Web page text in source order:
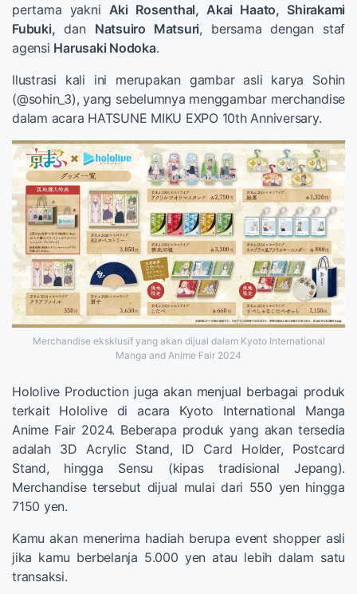
pertama yakni Aki Rosenthal, Akai Haato, Shirakami
Fubuki, dan Natsuiro Matsuri, bersama dengan staf
agensi Harusaki Nodoka.
Ilustrasi kali ini merupakan gambar asli karya Sohin
(@sohin_3), yang sebelumnya menggambar merchandise
dalam acara HATSUNE MIKU EXPO 10th Anniversary.
Merchandise eksklusif yang akan dijual dalam Kyoto International
Manga and Anime Fair 2024
Hololive Production juga akan menjual berbagai produk
terkait Hololive di acara Kyoto International Manga
Anime Fair 2024. Beberapa produk yang akan tersedia
adalah 3D Acrylic Stand, ID Card Holder, Postcard
Stand, hingga Sensu (kipas tradisional Jepang).
Merchandise tersebut dijual mulai dari 550 yen hingga
7150 yen.
Kamu akan menerima hadiah berupa event shopper asli
jika kamu berbelanja 5.000 yen atau lebih dalam satu
transaksi.